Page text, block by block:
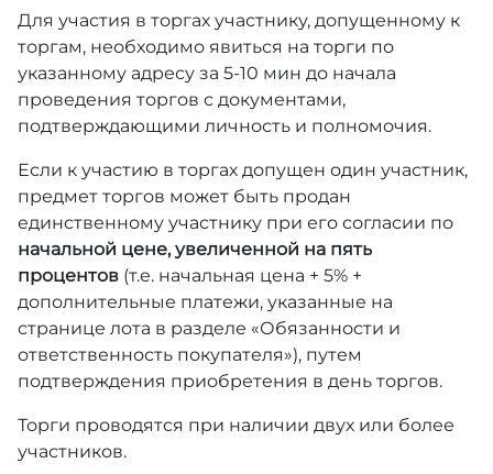
Для участия в торгах участнику, допущенному к
торгам, необходимо явиться на торги по
указанному адресу за 5-10 мин до начала
проведения торгов с документами,
подтверждающими личность и полномочия.
Если к участию в торгах допущен один участник,
предмет торгов может быть продан
единственному участнику при его согласии по
начальной цене, увеличенной на пять
процентов (т.е. начальная цена + 5% +
дополнительные платежи, указанные на
странице лота в разделе «Обязанности и
ответственность покупателя»), путем
подтверждения приобретения в день торгов.
Торги проводятся при наличии двух или более
участников.